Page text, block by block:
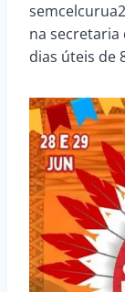
na secretaria
dias úteis de